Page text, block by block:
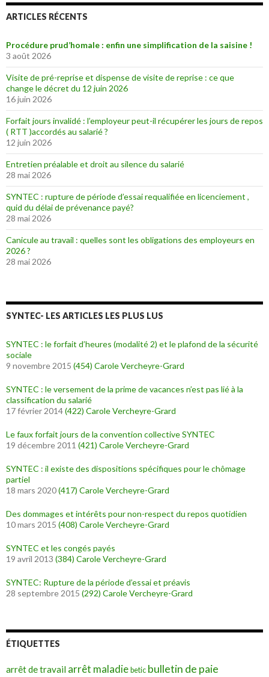
ARTICLES RÉCENTS
Procédure prud’homale : enfin une simplification de la saisine !
3 août 2026
Visite de pré-reprise et dispense de visite de reprise : ce que
change le décret du 12 juin 2026
16 juin 2026
Forfait jours invalidé : l’employeur peut-il récupérer les jours de repos
( RTT )accordés au salarié ?
12 juin 2026
Entretien préalable et droit au silence du salarié
28 mai 2026
SYNTEC : rupture de période d’essai requalifiée en licenciement ,
quid du délai de prévenance payé?
28 mai 2026
Canicule au travail : quelles sont les obligations des employeurs en
2026 ?
28 mai 2026
SYNTEC- LES ARTICLES LES PLUS LUS
SYNTEC : le forfait d’heures (modalité 2) et le plafond de la sécurité
sociale
9 novembre 2015 (454) Carole Vercheyre-Grard
SYNTEC : le versement de la prime de vacances n’est pas lié à la
classification du salarié
17 février 2014(422) Carole Vercheyre-Grard
Le faux forfait jours de la convention collective SYNTEC
19 décembre 2011 (421) Carole Vercheyre-Grard
SYNTEC : il existe des dispositions spécifiques pour le chômage
partiel
18 mars 2020(417) Carole Vercheyre-Grard
Des dommages et intérêts pour non-respect du repos quotidien
10 mars 2015 (408) Carole Vercheyre-Grard
SYNTEC et les congés payés
19 avril 2013 (384) Carole Vercheyre-Grard
SYNTEC: Rupture de la période d’essai et préavis
28 septembre 2015 (292) Carole Vercheyre-Grard
ÉTIQUETTES
arrêt de travail arrêt maladie betic bulletin de paie